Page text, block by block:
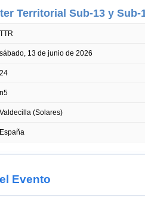
Territorial Sub-13 y Sub-
TTR
sábado, 13 de junio de 2026
24
n5
Valdecilla (Solares)
España
Evento